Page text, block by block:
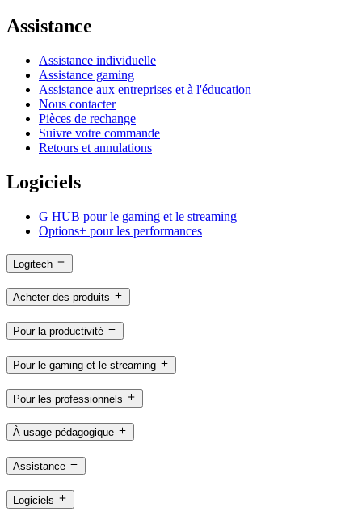
Assistance
Assistance individuelle
Assistance gaming
Assistance aux entreprises et à l'éducation
Nous contacter
Pièces de rechange
Suivre votre commande
Retours et annulations
Logiciels
G HUB pour le gaming et le streaming
Options+ pour les performances
Logitech
Acheter des produits
Pour la productivité
Pour le gaming et le streaming
Pour les professionnels
À usage pédagogique
Assistance
Logiciels